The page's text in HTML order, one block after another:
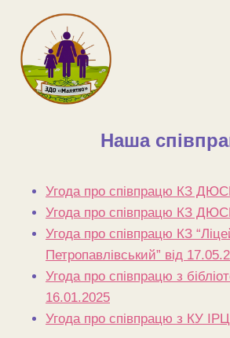
вмісту
Наша
Угода про співпрацю КЗ
Угода про співпрацю КЗ
Угода про співпрацю КЗ
Петропавлівський” від
Угода про співпрацю з
16.01.2025
Угода про співпрацю з КУ